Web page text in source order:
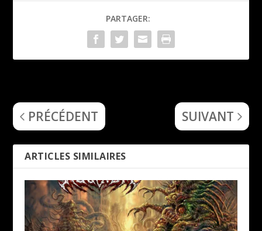
PARTAGER:
PRÉCÉDENT SUIVANT
ARTICLES SIMILAIRES